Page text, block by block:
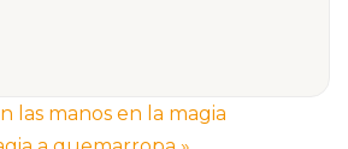
las manos en la magia